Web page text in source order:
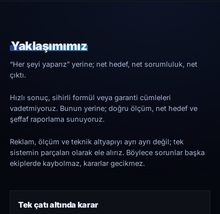
Yaklaşımımız
“Her şeyi yaparız” yerine; net hedef, net sorumluluk, net
çıktı.
Hızlı sonuç, sihirli formül veya garanti cümleleri
vadetmiyoruz. Bunun yerine; doğru ölçüm, net hedef ve
şeffaf raporlama sunuyoruz.
Reklam, ölçüm ve teknik altyapıyı ayrı ayrı değil; tek
sistemin parçaları olarak ele alırız. Böylece sorunlar başka
ekiplerde kaybolmaz, kararlar gecikmez.
Tek çatı altında karar